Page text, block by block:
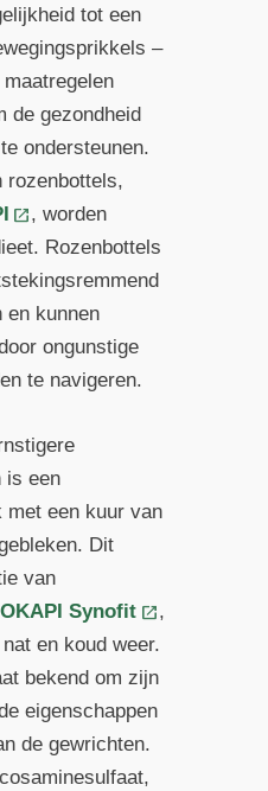
tot een
–
de gezondheid
ondersteunen.
rozenbottels,
, worden
Rozenbottels
en kunnen
ongunstige
te navigeren.
is een
met een kuur van
Dit
van
OKAPI Synofit
,
en koud weer.
bekend om zijn
eigenschappen
de gewrichten.